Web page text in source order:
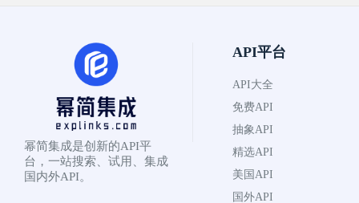
幂简集成是创新的API平
台，一站搜索、试用、集成
国内外API。
API平台
API大全
免费API
抽象API
精选API
美国API
国外API